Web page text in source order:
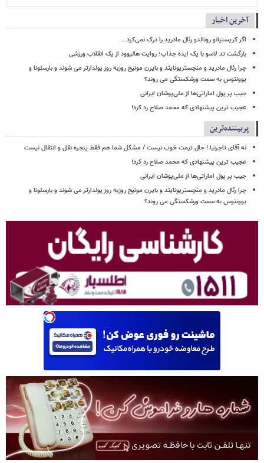
آخرین اخبار
اگر کریستیانو رونالدو رئال مادرید را ترک نمی‌کرد...
بازگشت تد لاسو با یک ایده جذاب؛ روایت هالیوود از یک انقلاب ورزشی
چرا رئال مادرید و منچستریونایتد و بایرن مونیخ روزبه روز پولدارتر می شوند و بارسلونا و
یوونتوس به سمت ورشکستگی می روند؟
جیب پر پول اماراتی‌ها از ملی‌پوشان ایرانی
عجیب ترین پیشنهادی که محمد صلاح رد کرد!
پربیننده‌ترین
نه آقای تاجرنیا ! حال تیمت خوب نیست / مشکل شما هم فقط پنجره نقل و انتقال نیست
عجیب ترین پیشنهادی که محمد صلاح رد کرد!
جیب پر پول اماراتی‌ها از ملی‌پوشان ایرانی
چرا رئال مادرید و منچستریونایتد و بایرن مونیخ روزبه روز پولدارتر می شوند و بارسلونا و
یوونتوس به سمت ورشکستگی می روند؟